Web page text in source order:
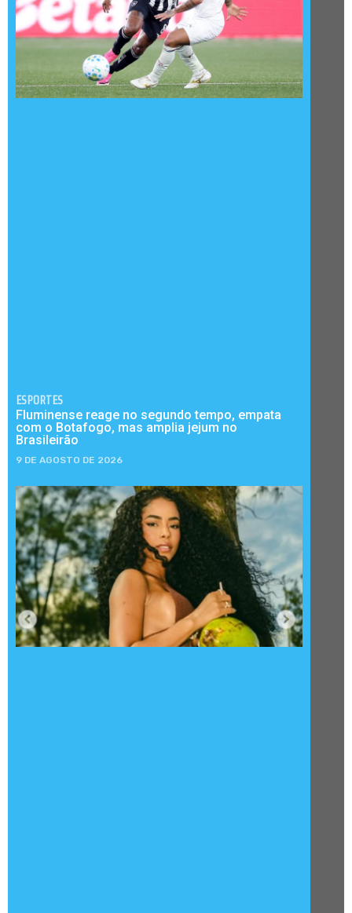
ESPORTES
Fluminense reage no segundo tempo, empata
com o Botafogo, mas amplia jejum no
Brasileirão
9 DE AGOSTO DE 2026